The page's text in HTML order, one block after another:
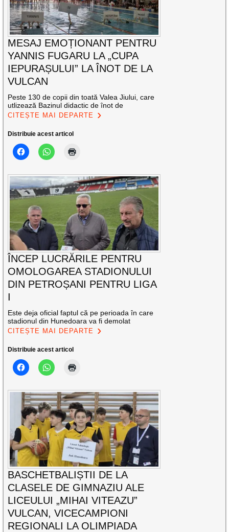
MESAJ EMOȚIONANT PENTRU
YANNIS FUGARU LA „CUPA
IEPURAȘULUI” LA ÎNOT DE LA
VULCAN
Peste 130 de copii din toată Valea Jiului, care
utlizează Bazinul didactic de înot de
CITEȘTE MAI DEPARTE
Distribuie acest articol
ÎNCEP LUCRĂRILE PENTRU
OMOLOGAREA STADIONULUI
DIN PETROȘANI PENTRU LIGA
I
Este deja oficial faptul că pe perioada în care
stadionul din Hunedoara va fi demolat
CITEȘTE MAI DEPARTE
Distribuie acest articol
BASCHETBALIȘTII DE LA
CLASELE DE GIMNAZIU ALE
LICEULUI „MIHAI VITEAZU”
VULCAN, VICECAMPIONI
REGIONALI LA OLIMPIADA